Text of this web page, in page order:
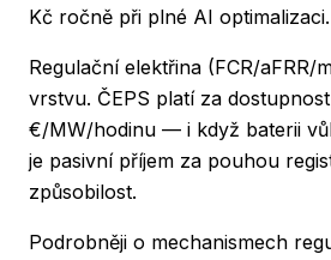
Kč ročně při plné AI optimalizaci.
Regulační elektřina (FCR/aFRR/
vrstvu. ČEPS platí za
€/MW/hodinu — i když baterii
je pasivní příjem za pouhou
způsobilost.
Podrobněji o mechanismech